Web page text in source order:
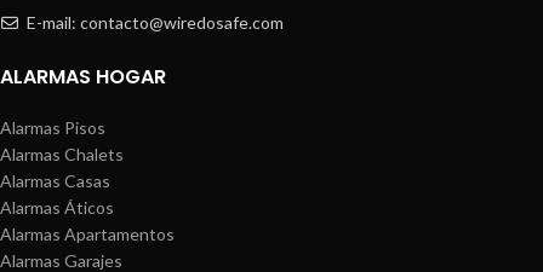
E-mail: contacto@wiredosafe.com
ALARMAS HOGAR
Alarmas Pisos
Alarmas Chalets
Alarmas Casas
Alarmas Áticos
Alarmas Apartamentos
Alarmas Garajes